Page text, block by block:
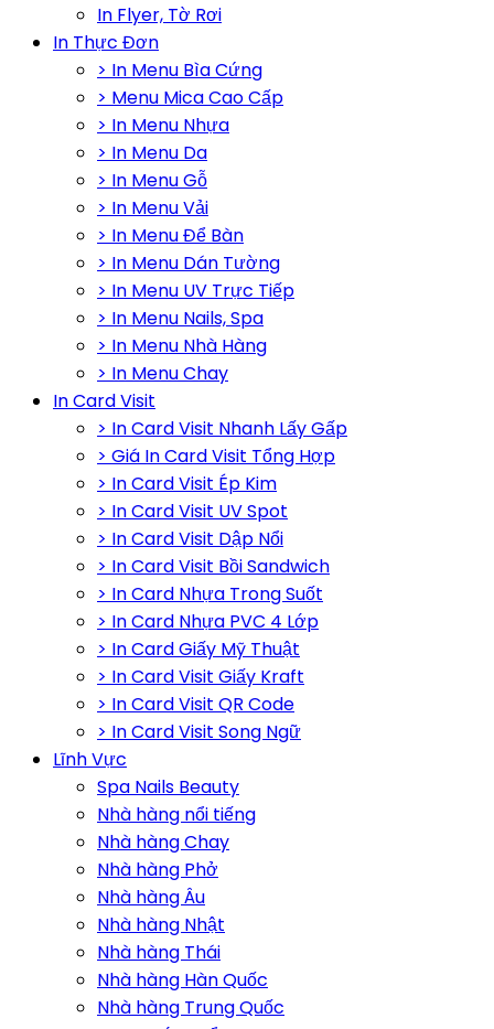
In Flyer, Tờ Rơi
In Thực Đơn
> In Menu Bìa Cứng
> Menu Mica Cao Cấp
> In Menu Nhựa
> In Menu Da
> In Menu Gỗ
> In Menu Vải
> In Menu Để Bàn
> In Menu Dán Tường
> In Menu UV Trực Tiếp
> In Menu Nails, Spa
> In Menu Nhà Hàng
> In Menu Chay
In Card Visit
> In Card Visit Nhanh Lấy Gấp
> Giá In Card Visit Tổng Hợp
> In Card Visit Ép Kim
> In Card Visit UV Spot
> In Card Visit Dập Nổi
> In Card Visit Bồi Sandwich
> In Card Nhựa Trong Suốt
> In Card Nhựa PVC 4 Lớp
> In Card Giấy Mỹ Thuật
> In Card Visit Giấy Kraft
> In Card Visit QR Code
> In Card Visit Song Ngữ
Lĩnh Vực
Spa Nails Beauty
Nhà hàng nổi tiếng
Nhà hàng Chay
Nhà hàng Phở
Nhà hàng Âu
Nhà hàng Nhật
Nhà hàng Thái
Nhà hàng Hàn Quốc
Nhà hàng Trung Quốc